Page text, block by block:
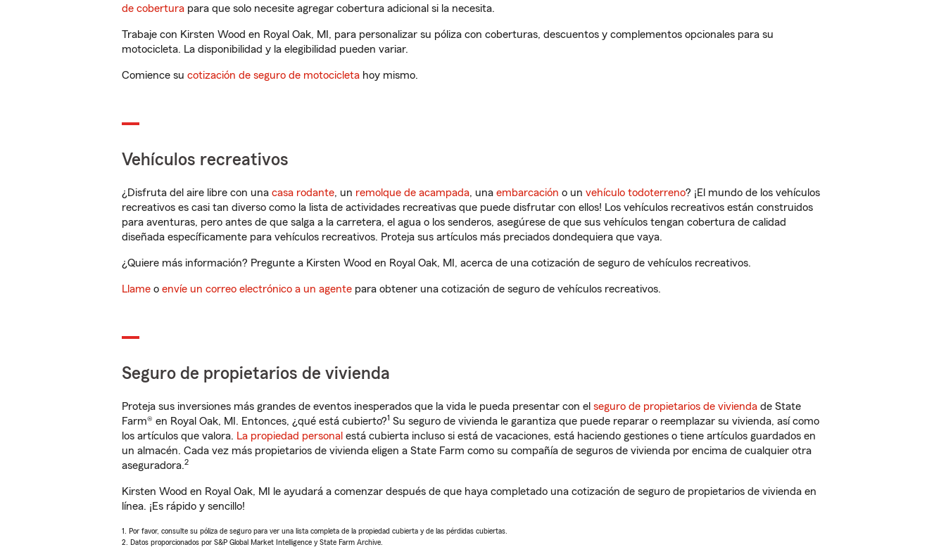
de cobertura para que solo necesite agregar cobertura adicional si la necesita.
Trabaje con Kirsten Wood en Royal Oak, MI, para personalizar su póliza con coberturas, descuentos y complementos opcionales para su
motocicleta. La disponibilidad y la elegibilidad pueden variar.
Comience su cotización de seguro de motocicleta hoy mismo.
Vehículos recreativos
¿Disfruta del aire libre con una casa rodante, un remolque de acampada, una embarcación o un vehículo todoterreno? ¡El mundo de los vehículos
recreativos es casi tan diverso como la lista de actividades recreativas que puede disfrutar con ellos! Los vehículos recreativos están construidos
para aventuras, pero antes de que salga a la carretera, el agua o los senderos, asegúrese de que sus vehículos tengan cobertura de calidad
diseñada específicamente para vehículos recreativos. Proteja sus artículos más preciados dondequiera que vaya.
¿Quiere más información? Pregunte a Kirsten Wood en Royal Oak, MI, acerca de una cotización de seguro de vehículos recreativos.
Llame o envíe un correo electrónico a un agente para obtener una cotización de seguro de vehículos recreativos.
Seguro de propietarios de vivienda
Proteja sus inversiones más grandes de eventos inesperados que la vida le pueda presentar con el seguro de propietarios de vivienda de State
Farm® en Royal Oak, MI. Entonces, ¿qué está cubierto?1 Su seguro de vivienda le garantiza que puede reparar o reemplazar su vivienda, así como
los artículos que valora. La propiedad personal está cubierta incluso si está de vacaciones, está haciendo gestiones o tiene artículos guardados en
un almacén. Cada vez más propietarios de vivienda eligen a State Farm como su compañía de seguros de vivienda por encima de cualquier otra
aseguradora.2
Kirsten Wood en Royal Oak, MI le ayudará a comenzar después de que haya completado una cotización de seguro de propietarios de vivienda en
línea. ¡Es rápido y sencillo!
1. Por favor, consulte su póliza de seguro para ver una lista completa de la propiedad cubierta y de las pérdidas cubiertas.
2. Datos proporcionados por S&P Global Market Intelligence y State Farm Archive.